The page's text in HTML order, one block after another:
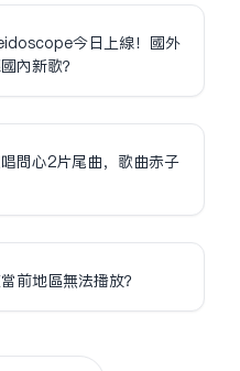
今日上線！國外
內新歌？
問心2片尾曲，歌曲赤子
前地區無法播放？